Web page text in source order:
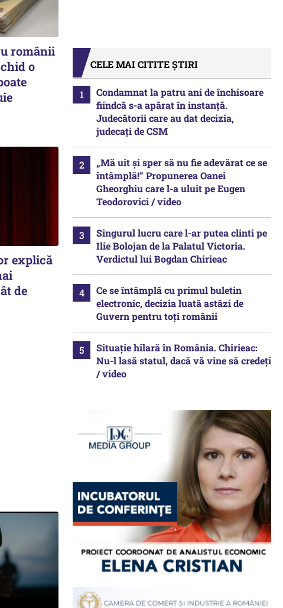
românii
o
explică
de
CELE MAI CITITE ȘTIRI
Condamnat la patru ani de închisoare
fiindcă s-a apărat în instanță.
Judecătorii care au dat decizia,
judecați de CSM
„Mă uit și sper să nu fie adevărat ce se
întâmplă!“ Propunerea Oanei
Gheorghiu care l-a uluit pe Eugen
Teodorovici / video
Singurul lucru care l-ar putea clinti pe
Ilie Bolojan de la Palatul Victoria.
Verdictul lui Bogdan Chirieac
Ce se întâmplă cu primul buletin
electronic, decizia luată astăzi de
Guvern pentru toți românii
Situație hilară în România. Chirieac:
Nu-l lasă statul, dacă vă vine să credeți
/ video